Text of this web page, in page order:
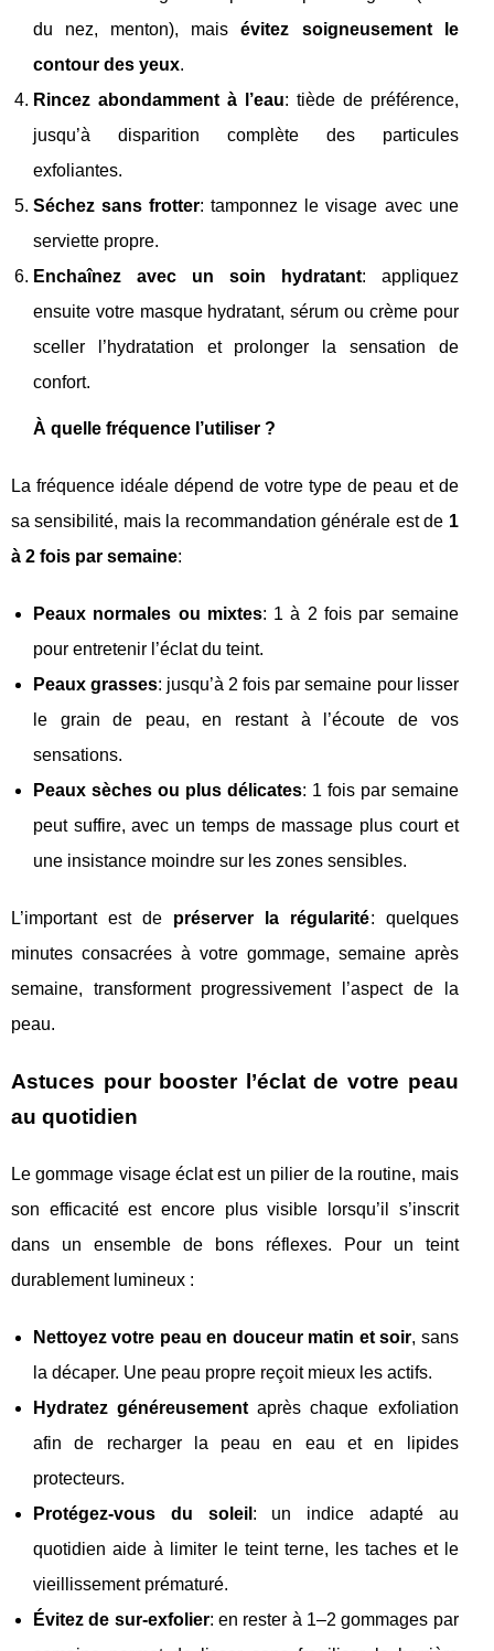
du nez, menton), maisévitez soigneusement le
contour des yeux.
Rincez abondamment à l’eau: tiède de préférence,
jusqu’à disparition complète des particules
exfoliantes.
Séchez sans frotter: tamponnez le visage avec une
serviette propre.
Enchaînez avec un soin hydratant: appliquez
ensuite votre masque hydratant, sérum ou crème pour
sceller l’hydratation et prolonger la sensation de
confort.
À quelle fréquence l’utiliser ?
La fréquence idéale dépend de votre type de peau et de
sa sensibilité, mais la recommandation générale est de 1
à 2 fois par semaine:
Peaux normales ou mixtes: 1 à 2 fois par semaine
pour entretenir l’éclat du teint.
Peaux grasses: jusqu’à 2 fois par semaine pour lisser
le grain de peau, en restant à l’écoute de vos
sensations.
Peaux sèches ou plus délicates: 1 fois par semaine
peut suffire, avec un temps de massage plus court et
une insistance moindre sur les zones sensibles.
L’important est de préserver la régularité: quelques
minutes consacrées à votre gommage, semaine après
semaine, transforment progressivement l’aspect de la
peau.
Astuces pour booster l’éclat de votre peau
au quotidien
Le gommage visage éclat est un pilier de la routine, mais
son efficacité est encore plus visible lorsqu’il s’inscrit
dans un ensemble de bons réflexes. Pour un teint
durablement lumineux :
Nettoyez votre peau en douceur matin et soir, sans
la décaper. Une peau propre reçoit mieux les actifs.
Hydratez généreusement après chaque exfoliation
afin de recharger la peau en eau et en lipides
protecteurs.
Protégez-vous du soleil : un indice adapté au
quotidien aide à limiter le teint terne, les taches et le
vieillissement prématuré.
Évitez de sur-exfolier: en rester à 1–2 gommages par